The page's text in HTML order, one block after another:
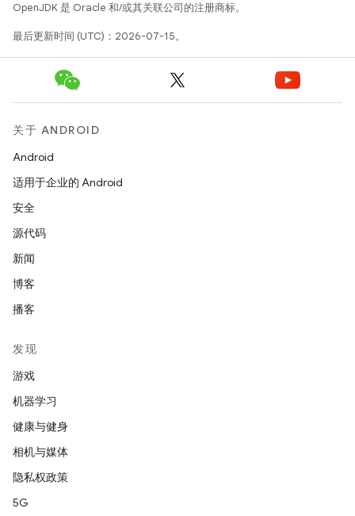
OpenJDK 是 Oracle 和/或其关联公司的注册商标。
最后更新时间 (UTC)：2026-07-15。
关于 ANDROID
Android
适用于企业的 Android
安全
源代码
新闻
博客
播客
发现
游戏
机器学习
健康与健身
相机与媒体
隐私权政策
5G